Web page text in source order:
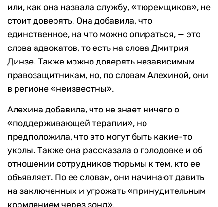
или, как она назвала службу, «тюремщиков», не
стоит доверять. Она добавила, что
единственное, на что можно опираться, — это
слова адвокатов, то есть на слова Дмитрия
Динзе. Также можно доверять независимым
правозащитникам, но, по словам Алехиной, они
в регионе «неизвестны».
Алехина добавила, что не знает ничего о
«поддерживающей терапии», но
предположила, что это могут быть какие-то
уколы. Также она рассказала о голодовке и об
отношении сотрудников тюрьмы к тем, кто ее
объявляет. По ее словам, они начинают давить
на заключенных и угрожать «принудительным
кормлением через зонд».